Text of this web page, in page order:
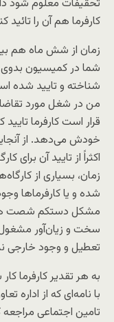
تحقیفات معلوم شود
کارفرما هم آن را تائید
زمان از شش ماه هم
شما در کمیسیون بدوی
شناخته و تایید شده
من در شغل مورد
قرار است کارفرما
خودش می‌دهد. از آنجایی
اکثراً از تایید آن برای
زمان، بسیاری از
شده و یا کارفرماها
مشکل دستکم شصت
سخت و زیان‌آور مشغول
تعطیل و وجود خارجی
به هر تقدیر کارفرما
با نامه‌ای که از اداره
تامین اجتماعی